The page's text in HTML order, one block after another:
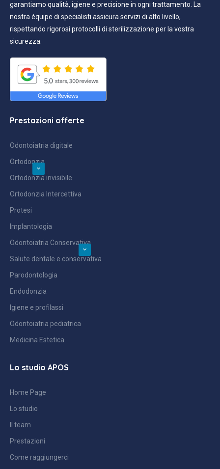
garantiamo qualità, igiene e precisione in ogni trattamento. La
nostra équipe di specialisti assicura servizi di alto livello,
rispettando rigorosi protocolli di sterilizzazione per la vostra
sicurezza.
Prestazioni offerte
Odontoiatria digitale
Ortodonzia
Ortodonzia invisibile
Ortodonzia Intercettiva
Protesi
Implantologia
Odontoiatria Conservativa
Salute dentale e conservativa
Parodontologia
Endodonzia
Igiene e profilassi
Odontoiatria pediatrica
Medicina Estetica
Lo studio APOS
Home Page
Lo studio
Il team
Prestazioni
Come raggiungerci